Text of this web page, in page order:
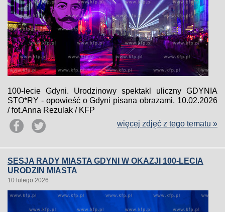
100-lecie Gdyni. Urodzinowy spektakl uliczny GDYNIA
STO*RY - opowieść o Gdyni pisana obrazami. 10.02.2026
/ fot.Anna Rezulak / KFP
więcej zdjęć z tego tematu »
SESJA RADY MIASTA GDYNI W OKAZJI 100-LECIA
URODZIN MIASTA
10 lutego 2026